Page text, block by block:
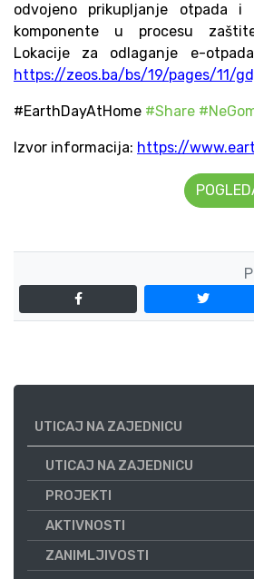
odvojeno prikupljanje otpada i
komponente u procesu
Lokacije za odlaganje e-
https://zeos.ba/bs/19/pages/11/
#EarthDayAtHome #Share
Izvor informacija: https://
UTICAJ NA ZAJEDNICU
UTICAJ NA ZAJEDNICU
PROJEKTI
AKTIVNOSTI
ZANIMLJIVOSTI